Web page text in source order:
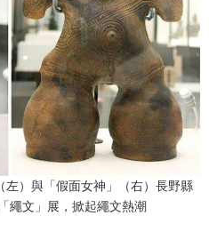
）與「假面女神」（右）長野縣
繩文」展，掀起繩文熱潮